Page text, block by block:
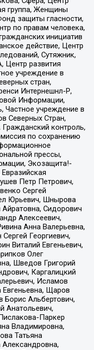
группа, Женщины
защиты гласности,
по правам человека,
инициатив
действие, Центр
Сутяжник,
развития
учреждение в
стран,
Интернешнл-Р,
Информации,
Частное учреждение в
Северных Стран,
контроль,
по сохранению
прессы,
Экозащита!-
Петр Петрович,
Сергей
Юрьевич, Шнырова
Сидорович
Алексеевич,
Анна Валерьевна,
Георгиевич,
Виталий Евгеньевич,
Олег
Шведов Григорий
Каргалицкий
Исламов
Евгеньевна, Щаров
Борис Альбертович,
Анатольевич,
Паркер
Владимировна,
Татьяна
Александровна,